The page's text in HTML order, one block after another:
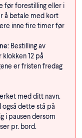
før forestilling eller i
å betale med kort
inne fire timer før
Bestilling av
12 på
er fristen fredag
med ditt navn.
dette stå på
i pausen dersom
pr. bord.